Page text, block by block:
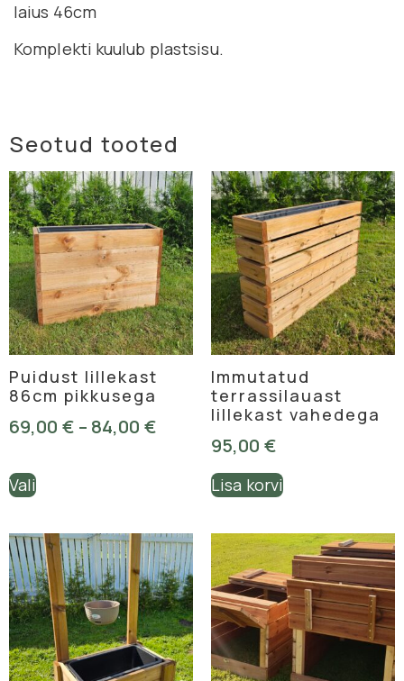
laius 46cm
Komplekti kuulub plastsisu.
Seotud tooted
Puidust lillekast
86cm pikkusega
69,00 € – 84,00 €
Vali
Immutatud
terrassilauast
lillekast vahedega
95,00 €
Lisa korvi